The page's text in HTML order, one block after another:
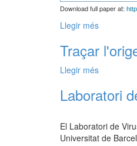
Download full paper at:
Llegir més
Traçar
Llegir més
Laboratori
El Laboratori de
Universitat de